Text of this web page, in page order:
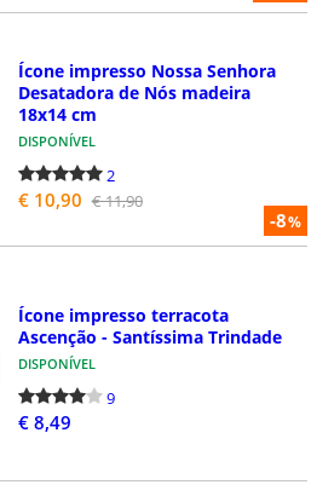
-8%
Ícone impresso Nossa Senhora
Desatadora de Nós madeira
18x14 cm
DISPONÍVEL
2
€ 10,90 € 11,90
Ícone impresso terracota
Ascenção - Santíssima Trindade
DISPONÍVEL
9
€ 8,49